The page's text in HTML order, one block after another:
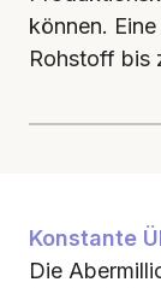
können.
Rohstoff bis
Konstante
Die